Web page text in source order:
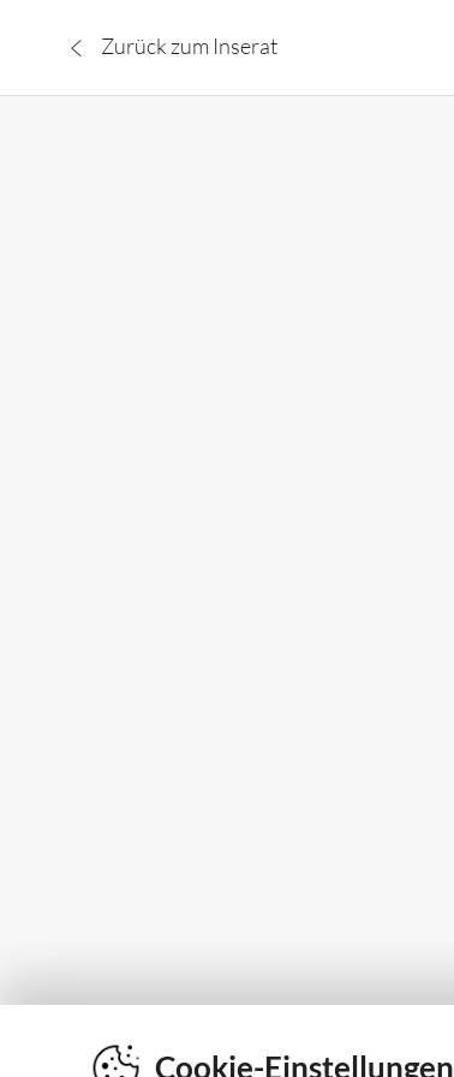
Zurück zum Inserat
Cookie-Einstellungen